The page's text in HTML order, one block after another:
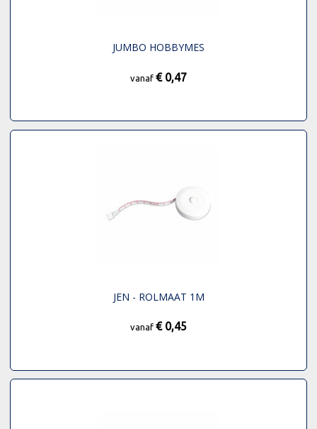
JUMBO HOBBYMES
vanaf € 0,47
JEN - ROLMAAT 1M
vanaf € 0,45